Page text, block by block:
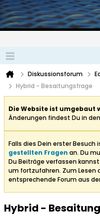
Diskussionsforum
Hybrid - Besaitungsfrage
Die Website ist umgebaut
Änderungen findest Du in
Falls dies Dein erster
gestellten Fragen an. Du
Du Beiträge verfassen
um fortzufahren. Zum Lesen
entsprechende Forum aus
Hybrid -